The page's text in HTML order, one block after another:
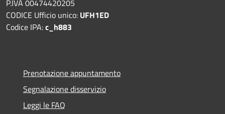
P.IVA 00474420205
CODICE Ufficio unico: UFH1ED
Codice IPA:c_h883
Prenotazione appuntamento
Segnalazione disservizio
Leggi le FAQ